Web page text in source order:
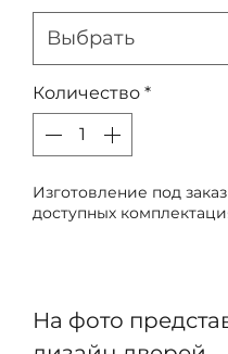
Количество *
Изготовление под
доступных
На фото